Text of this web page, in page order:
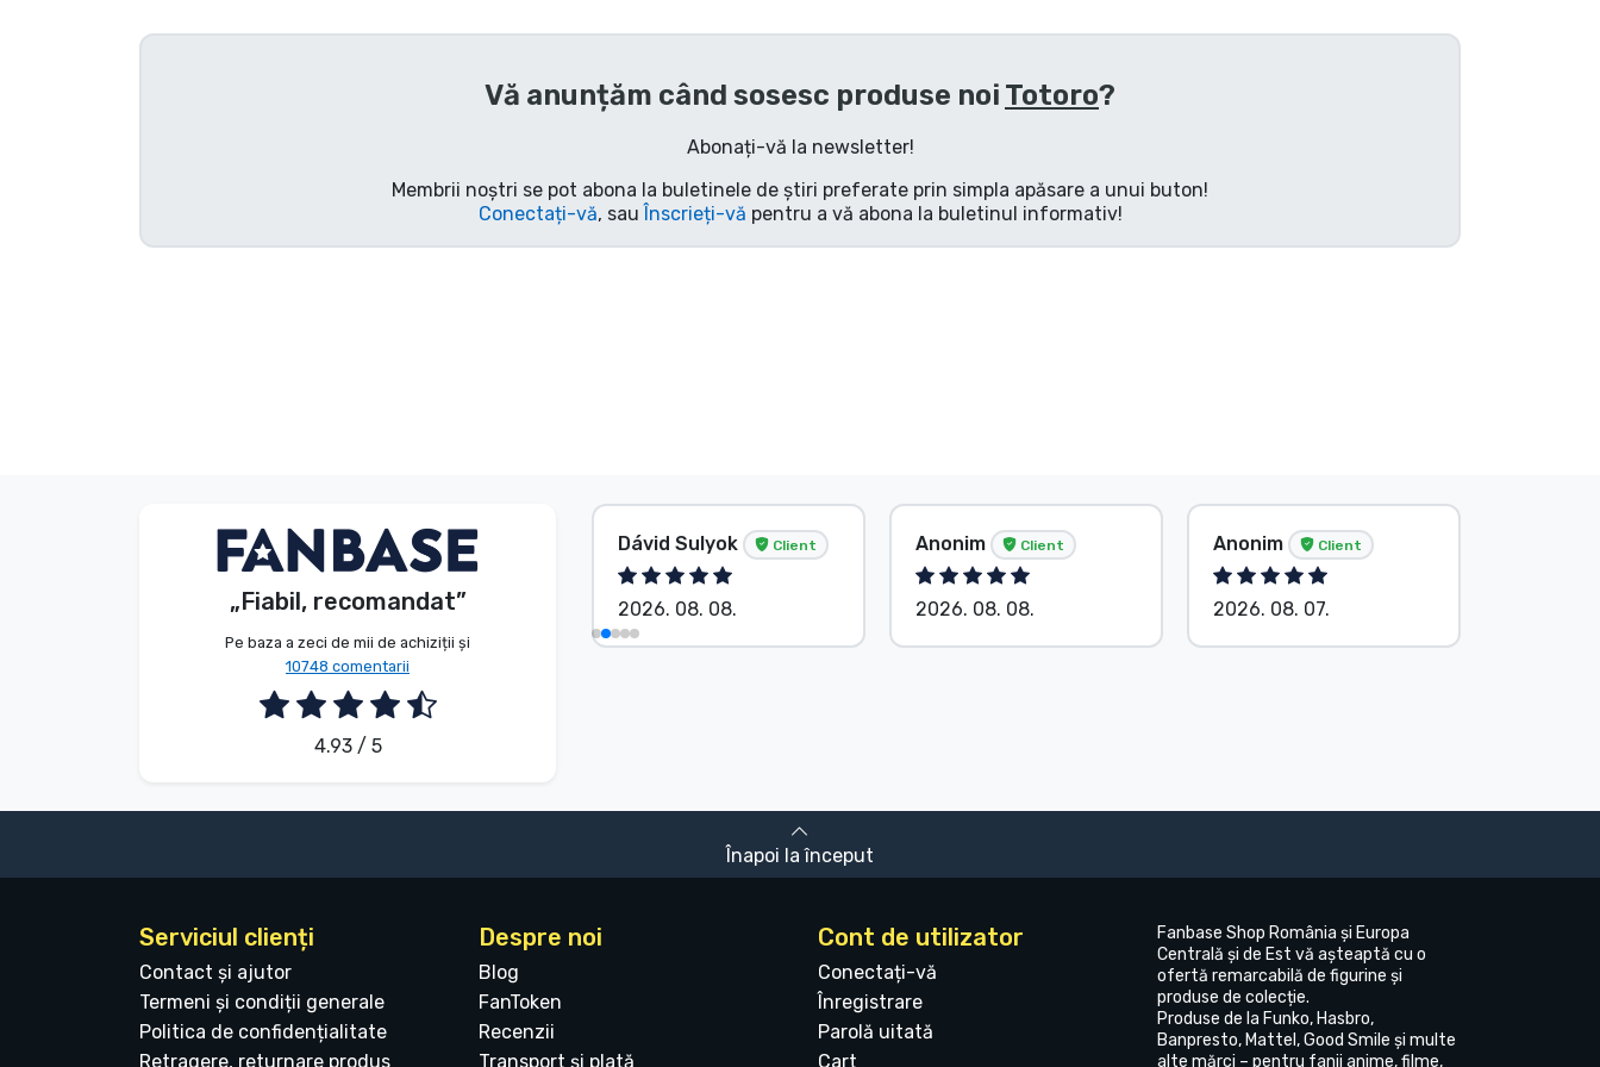
Vă anunțăm când sosesc produse noi Totoro?
Abonați-vă la newsletter!
Membrii noștri se pot abona la buletinele de știri preferate prin simpla apăsare a unui buton!
Conectați-vă, sauÎnscrieți-vă pentru a vă abona la buletinul informativ!
„Fiabil, recomandat”
Pe baza a zeci de mii de achiziții și
10748 comentarii
4.93 / 5
Anonim Client
2026. 08. 08.
Dávid Sulyok Client
2026. 08. 08.
Anonim Client
2026. 08. 08.
Anonim Client
2026. 08. 07.
Înapoi la început
Serviciul clienți
Contact și ajutor
Termeni și condiții generale
Politica de confidențialitate
Retragere, returnare produs
Despre noi
Blog
FanToken
Recenzii
Transport și plată
Cont de utilizator
Conectați-vă
Înregistrare
Parolă uitată
Cart
Fanbase Shop România și Europa
Centrală și de Est vă așteaptă cu o
ofertă remarcabilă de figurine și
produse de colecție.
Produse de la Funko, Hasbro,
Banpresto, Mattel, Good Smile și multe
alte mărci – pentru fanii anime, filme,
Sortare după serie
Tipuri de produse